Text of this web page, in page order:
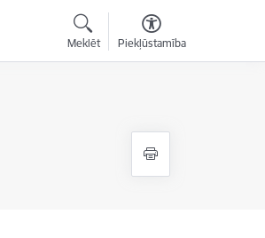
Meklēt Piekļūstamība